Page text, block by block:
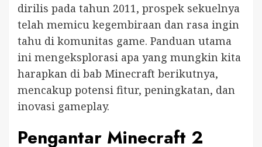
dirilis pada tahun 2011, prospek sekuelnya
telah memicu kegembiraan dan rasa ingin
tahu di komunitas game. Panduan utama
ini mengeksplorasi apa yang mungkin kita
harapkan di bab Minecraft berikutnya,
mencakup potensi fitur, peningkatan, dan
inovasi gameplay.
Pengantar Minecraft 2